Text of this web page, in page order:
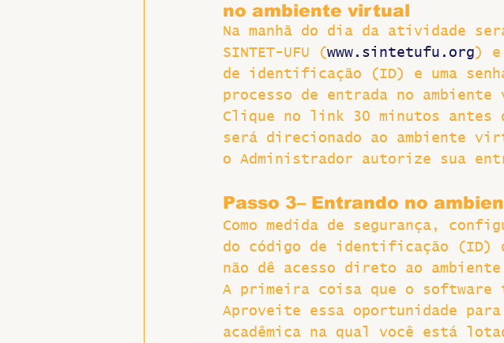
no ambiente virtual
Na manhã do dia da atividade
SINTET-UFU (www.sintetufu.org) e
de identificação (ID) e uma
processo de entrada no
Clique no link 30 minutos antes
será direcionado ao ambiente
o Administrador autorize sua
Passo 3– Entrando no
Como medida de segurança,
do código de identificação (ID)
não dê acesso direto ao
A primeira coisa que o software
Aproveite essa oportunidade
acadêmica na qual você está